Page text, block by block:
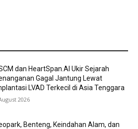
dan HeartSpan.AI Ukir Sejarah
Gagal Jantung Lewat
LVAD Terkecil di Asia Tenggara
2026
Benteng, Keindahan Alam, dan